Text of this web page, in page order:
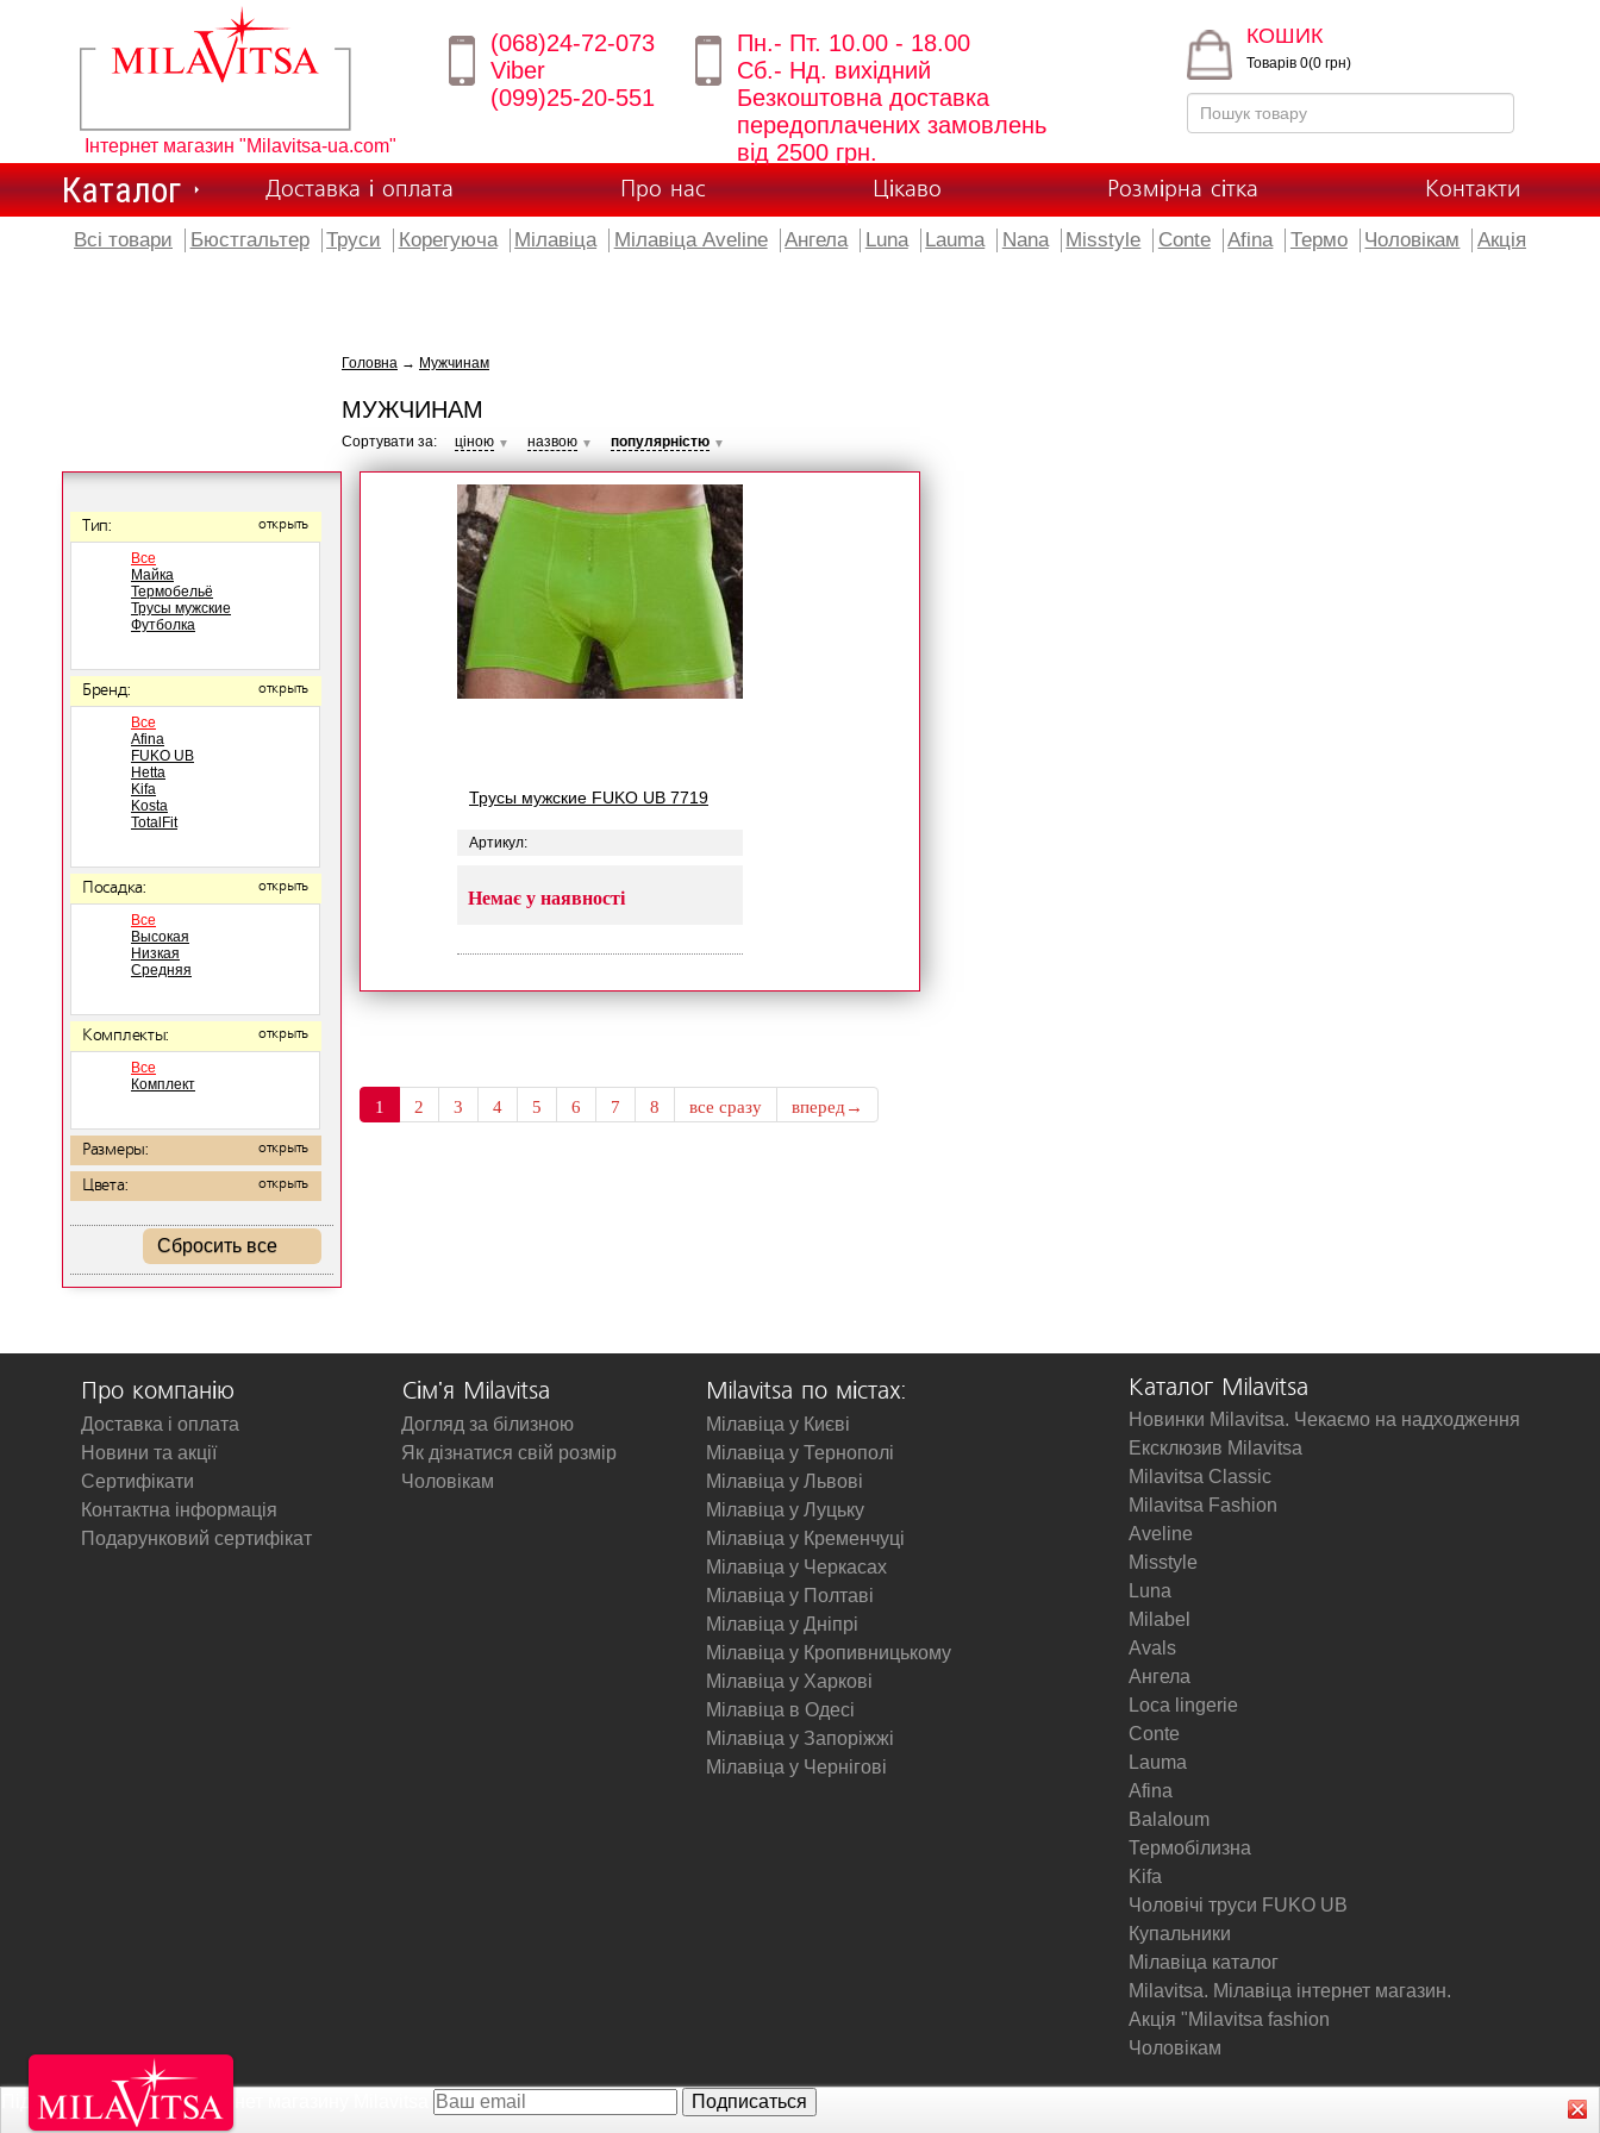
Інтернет магазин "Milavitsa-ua.com"
(068)24-72-073
Viber
(099)25-20-551
Пн.- Пт. 10.00 - 18.00
Сб.- Нд. вихідний
Безкоштовна доставка
передоплачених замовлень
від 2500 грн.
КОШИК
Товарів 0(0 грн)
Каталог Доставка і оплата Про нас Цікаво Розмірна сітка Контакти
Всі товари Бюстгальтер Труси Корегуюча Мілавіца Мілавіца Aveline Ангела Luna Lauma Nana Misstyle Conte Afina Термо Чоловікам Акція
Тип: открыть
Все
Майка
Термобельё
Трусы мужские
Футболка
Бренд: открыть
Все
Afina
FUKO UB
Hetta
Kifa
Kosta
TotalFit
Посадка: открыть
Все
Высокая
Низкая
Средняя
Комплекты: открыть
Все
Комплект
Размеры: открыть
Цвета: открыть
Сбросить все
Головна → Мужчинам
МУЖЧИНАМ
Сортувати за: ціною ▼ назвою ▼ популярністю ▼
Трусы мужские FUKO UB 7719
Артикул:
Немає у наявності
1 2 3 4 5 6 7 8 все сразу вперед→
Про компанію
Доставка і оплата
Новини та акції
Сертифікати
Контактна інформація
Подарунковий сертифікат
Сім'я Milavitsa
Догляд за білизною
Як дізнатися свій розмір
Чоловікам
Milavitsa по містах:
Мілавіца у Києві
Мілавіца у Тернополі
Мілавіца у Львові
Мілавіца у Луцьку
Мілавіца у Кременчуці
Мілавіца у Черкасах
Мілавіца у Полтаві
Мілавіца у Дніпрі
Мілавіца у Кропивницькому
Мілавіца у Харкові
Мілавіца в Одесі
Мілавіца у Запоріжжі
Мілавіца у Чернігові
Каталог Milavitsa
Новинки Milavitsa. Чекаємо на надходження
Ексклюзив Milavitsa
Milavitsa Classic
Milavitsa Fashion
Aveline
Misstyle
Luna
Milabel
Avals
Ангела
Loca lingerie
Conte
Lauma
Afina
Balaloum
Термобілизна
Kifa
Чоловічі труси FUKO UB
Купальники
Мілавіца каталог
Milavitsa. Мілавіца інтернет магазин.
Акція "Milavitsa fashion
Чоловікам
Підписатися на Акції інтернет магазину © Milavitsa.